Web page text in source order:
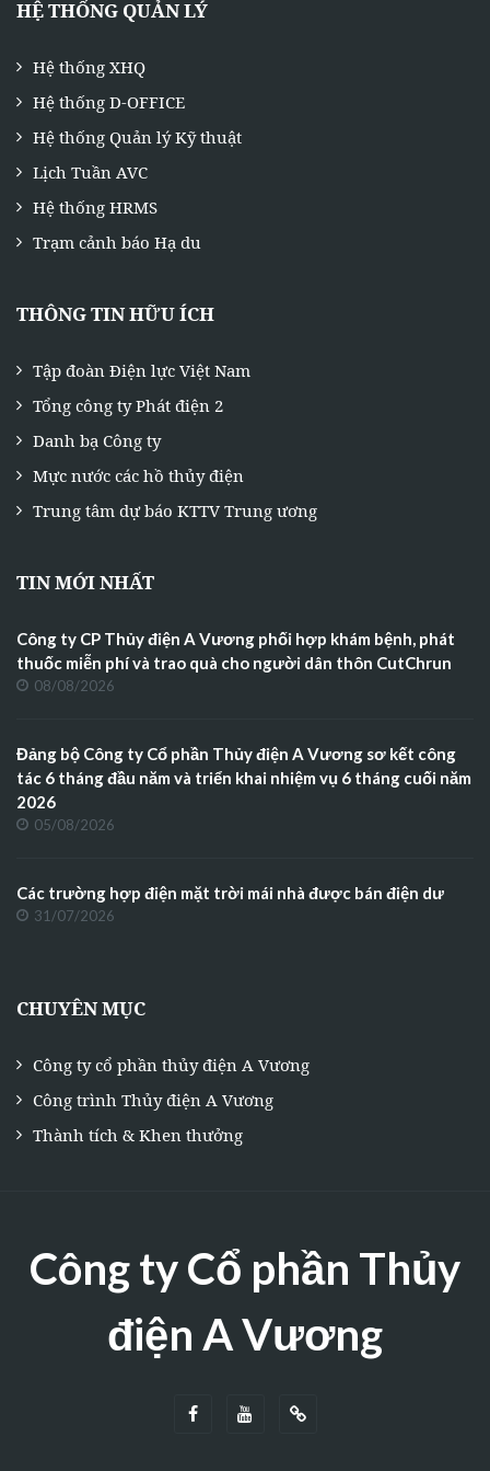
HỆ THỐNG QUẢN LÝ
Hệ thống XHQ
Hệ thống D-OFFICE
Hệ thống Quản lý Kỹ thuật
Lịch Tuần AVC
Hệ thống HRMS
Trạm cảnh báo Hạ du
THÔNG TIN HỮU ÍCH
Tập đoàn Điện lực Việt Nam
Tổng công ty Phát điện 2
Danh bạ Công ty
Mực nước các hồ thủy điện
Trung tâm dự báo KTTV Trung ương
TIN MỚI NHẤT
Công ty CP Thủy điện A Vương phối hợp khám bệnh, phát
thuốc miễn phí và trao quà cho người dân thôn CutChrun
08/08/2026
Đảng bộ Công ty Cổ phần Thủy điện A Vương sơ kết công
tác 6 tháng đầu năm và triển khai nhiệm vụ 6 tháng cuối năm
2026
05/08/2026
Các trường hợp điện mặt trời mái nhà được bán điện dư
31/07/2026
CHUYÊN MỤC
Công ty cổ phần thủy điện A Vương
Công trình Thủy điện A Vương
Thành tích & Khen thưởng
Công ty Cổ phần Thủy
điện A Vương